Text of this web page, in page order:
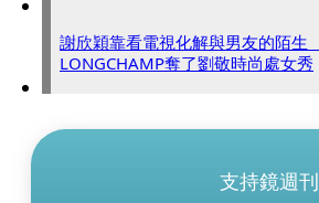
謝欣穎靠看電視化解與男友的陌生
LONGCHAMP奪了劉敬時尚處女秀
支持鏡週刊